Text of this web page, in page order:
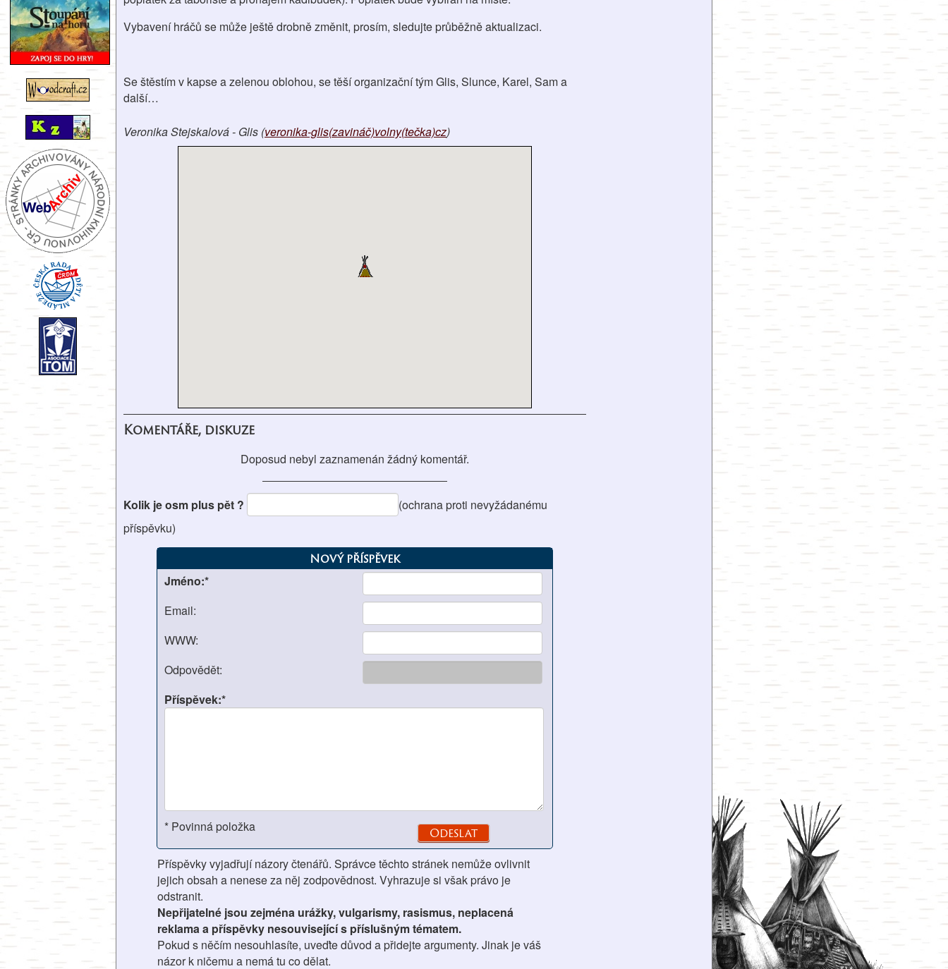
Vybavení hráčů se může ještě drobně změnit, prosím, sledujte průběžně aktualizaci.
Se štěstím v kapse a zelenou oblohou, se těší organizační tým Glis, Slunce, Karel, Sam a
další…
Veronika Stejskalová - Glis (veronika-glis(zavináč)volny(tečka)cz)
Komentáře, diskuze
Doposud nebyl zaznamenán žádný komentář.
Kolik je osm plus pět ?
(ochrana proti nevyžádanému
příspěvku)
Nový příspěvek
Jméno:*
Email:
WWW:
Odpovědět:
Příspěvek:*
* Povinná položka
Příspěvky vyjadřují názory čtenářů. Správce těchto stránek nemůže ovlivnit
jejich obsah a nenese za něj zodpovědnost. Vyhrazuje si však právo je
odstranit.
Nepřijatelné jsou zejména urážky, vulgarismy, rasismus, neplacená
reklama a příspěvky nesouvisející s příslušným tématem.
Pokud s něčím nesouhlasíte, uveďte důvod a přidejte argumenty. Jinak je váš
názor k ničemu a nemá tu co dělat.